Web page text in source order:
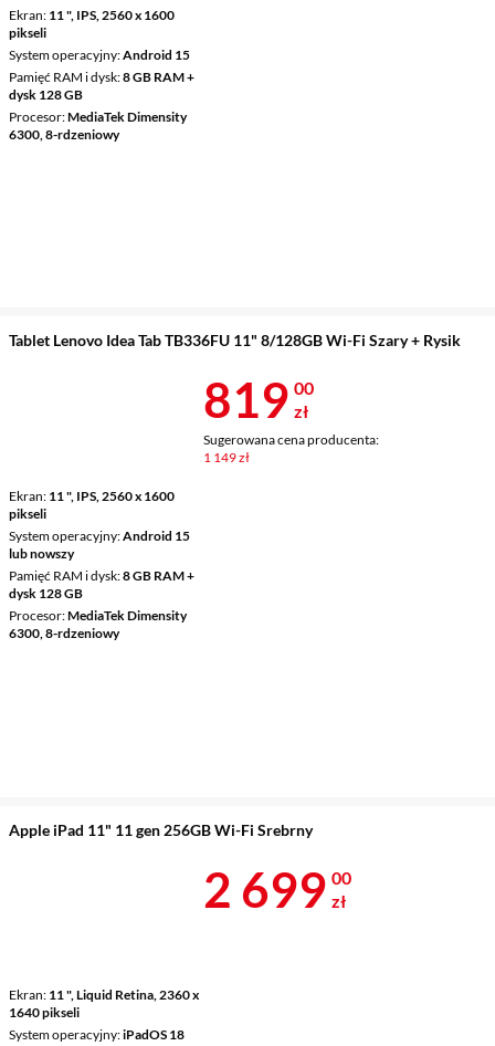
Ekran 11 ", IPS, 2560 x 1600
pikseli
System operacyjny Android 15
Pamięć RAM i dysk 8 GB RAM +
dysk 128 GB
Procesor MediaTek Dimensity
6300, 8-rdzeniowy
Tablet Lenovo Idea Tab TB336FU 11" 8/128GB Wi-Fi Szary + Rysik
Ekran 11 ", IPS, 2560 x 1600
pikseli
System operacyjny Android 15
lub nowszy
Pamięć RAM i dysk 8 GB RAM +
dysk 128 GB
Procesor MediaTek Dimensity
6300, 8-rdzeniowy
Cena 819 zł
819 00
zł
Sugerowana cena producenta:
1 149 zł
Apple iPad 11" 11 gen 256GB Wi-Fi Srebrny
Ekran 11 ", Liquid Retina, 2360 x
1640 pikseli
System operacyjny iPadOS 18
Cena 2 699 zł
2 699 00
zł